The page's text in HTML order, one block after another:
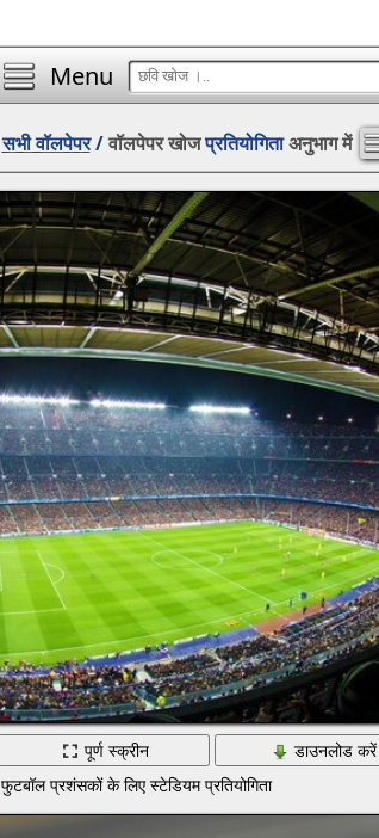
Menu
सभी वॉलपेपर/वॉलपेपर खोजप्रतियोगिताअनुभाग में
पूर्ण स्क्रीन
डाउनलोड करें
फुटबॉल प्रशंसकों के लिए स्टेडियम प्रतियोगिता